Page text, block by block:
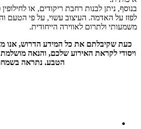
בנוסף, ניתן לבנות רחבת ריקודים, או
לפזז על האדמה. העיצוב עשוי, על פי הטעם
משמעותי ולתרום לאווירה הייחודית.
כעת שקיבלתם את כל המידע הדרוש, אנו
ויסודי לקראת האירוע שלכם, והנאה
הטבע. נתראה